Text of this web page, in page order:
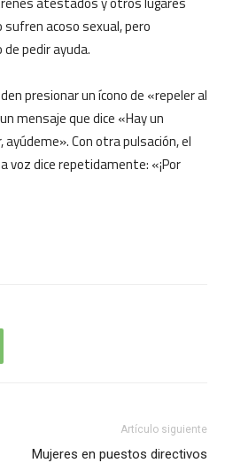
sufren acoso sexual, pero
pedir ayuda.
presionar un ícono de «repeler al
mensaje que dice «Hay un
Con otra pulsación, el
voz dice repetidamente: «¡Por
Artículo siguiente
Mujeres en puestos directivos